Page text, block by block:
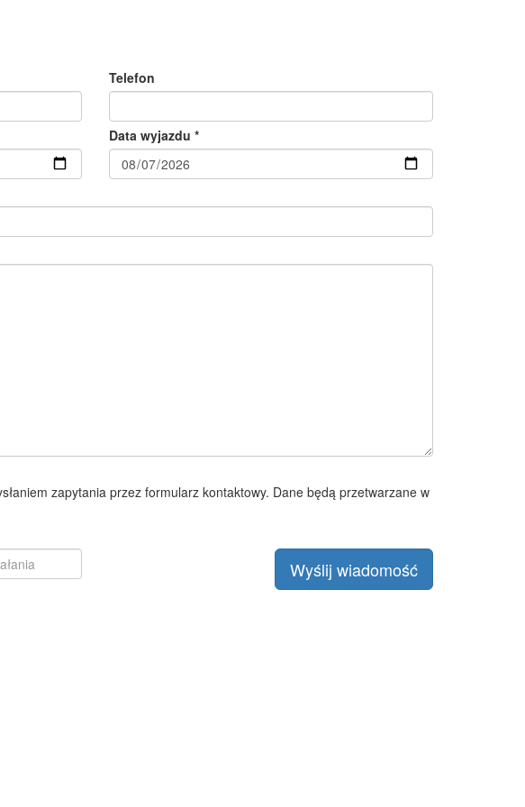
Telefon
Data wyjazdu *
zapytania przez formularz kontaktowy. Dane będą przetwarzane w